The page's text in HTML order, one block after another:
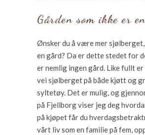
Gården som ikke er
Ønsker du å være mer sjølberget,
en gård? Da er dette stedet for
er nemlig ingen gård. Like fullt
vei sjølberget på både kjøtt og
syltetøy. Det er mulig, og
på Fjellborg viser jeg deg
på kjøpet får du
vårt liv som en familie på fem,